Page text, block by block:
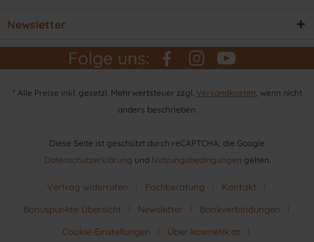
Newsletter
Folge uns:
* Alle Preise inkl. gesetzl. Mehrwertsteuer zzgl. Versandkosten , wenn nicht
anders beschrieben.
Diese Seite ist geschützt durch reCAPTCHA, die Google
Datenschutzerklärung und Nutzungsbedingungen gelten.
Vertrag widerrufen Fachberatung
Kontakt
Bonuspunkte Übersicht
Newsletter
Bankverbindungen
Cookie-Einstellungen
Über kosmetik.at